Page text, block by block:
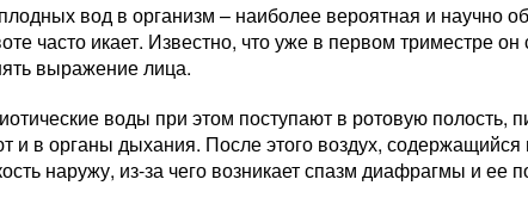
вод в организм – наиболее вероятная и научно
часто икает. Известно, что уже в первом триместре он
выражение лица.
воды при этом поступают в ротовую полость,
и в органы дыхания. После этого воздух, содержащийся
наружу, из-за чего возникает спазм диафрагмы и